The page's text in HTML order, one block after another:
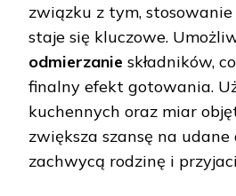
związku z tym,
staje się kluczowe.
odmierzanie składników,
finalny efekt gotowania.
kuchennych oraz miar
zwiększa szansę na
zachwycą rodzinę i